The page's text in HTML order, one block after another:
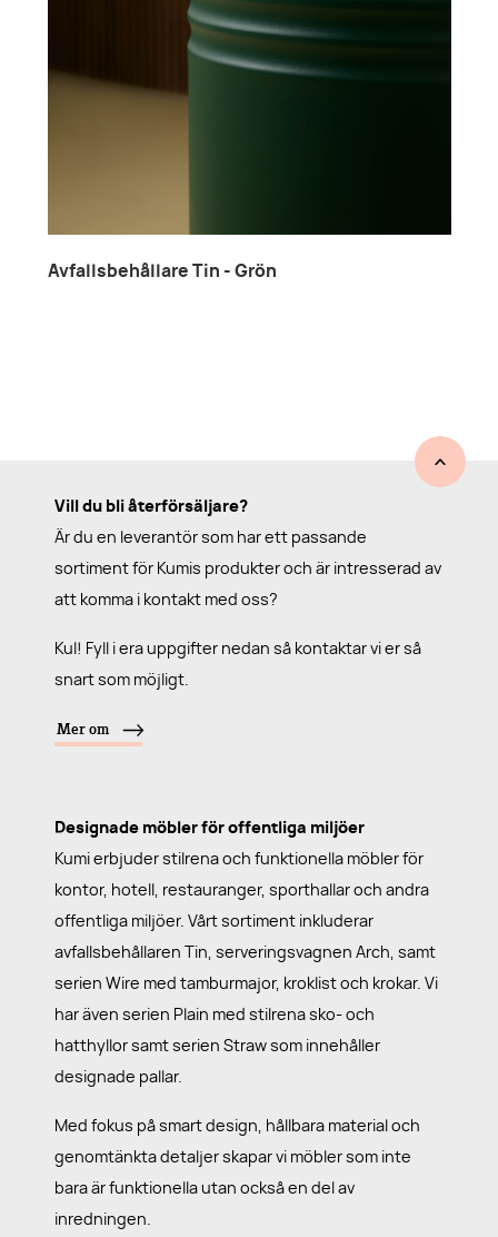
Avfallsbehållare Tin - Grön
Vill du bli återförsäljare?
Är du en leverantör som har ett passande
sortiment för Kumis produkter och är intresserad av
att komma i kontakt med oss?
Kul! Fyll i era uppgifter nedan så kontaktar vi er så
snart som möjligt.
Mer om
Designade möbler för offentliga miljöer
Kumi erbjuder stilrena och funktionella möbler för
kontor, hotell, restauranger, sporthallar och andra
offentliga miljöer. Vårt sortiment inkluderar
avfallsbehållaren Tin, serveringsvagnen Arch, samt
serien Wire med tamburmajor, kroklist och krokar. Vi
har även serien Plain med stilrena sko- och
hatthyllor samt serien Straw som innehåller
designade pallar.
Med fokus på smart design, hållbara material och
genomtänkta detaljer skapar vi möbler som inte
bara är funktionella utan också en del av
inredningen.